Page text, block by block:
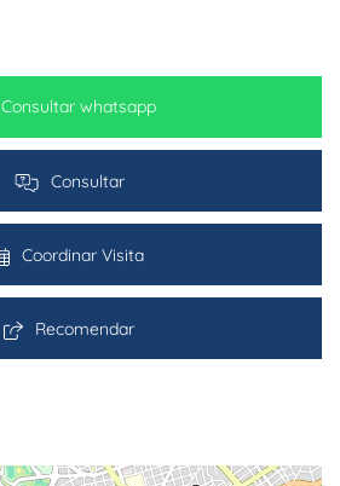
Consultar whatsapp
Consultar
Coordinar Visita
Recomendar